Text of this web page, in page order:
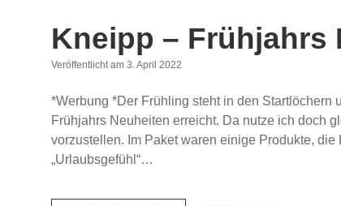
Kneipp – Frühjahrs
Veröffentlicht am 3. April 2022
*Werbung *Der Frühling steht in den Startlöchern
Frühjahrs Neuheiten erreicht. Da nutze ich doch
vorzustellen. Im Paket waren einige Produkte,
„Urlaubsgefühl“…